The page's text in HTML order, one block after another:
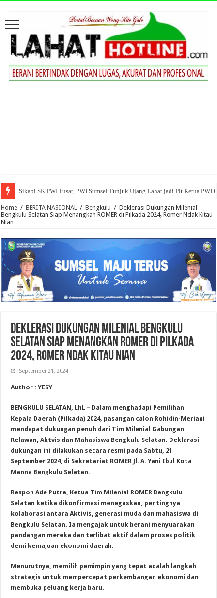
Sikapi SK PWI Pusat, PWI Sumsel Tunjuk Ujang Lahat jadi Plt Ketua PWI
Home / BERITA NASIONAL / Bengkulu / Deklerasi Dukungan Milenial
Bengkulu Selatan Siap Menangkan ROMER di Pilkada 2024, Romer Ndak Kitau
Nian
Deklerasi Dukungan Milenial Bengkulu
Selatan Siap Menangkan ROMER di Pilkada
2024, Romer Ndak Kitau Nian
September 21, 2024
Author : YESY
BENGKULU SELATAN, LhL – Dalam menghadapi Pemilihan
Kepala Daerah (Pilkada) 2024, pasangan calon Rohidin-Meriani
mendapat dukungan penuh dari Tim Milenial Gabungan
Relawan, Aktvis dan Mahasiswa Bengkulu Selatan. Deklarasi
dukungan ini dilakukan secara resmi pada Sabtu, 21
September 2024, di Sekretariat ROMER Jl. A. Yani Ibul Kota
Manna Bengkulu Selatan.
Respon Ade Putra, Ketua Tim Milenial ROMER Bengkulu
Selatan ketika dikonfirmasi menegaskan, pentingnya
kolaborasi antara Aktivis, generasi muda dan mahasiswa di
Bengkulu Selatan. Ia mengajak untuk berani menyuarakan
pandangan mereka dan terlibat aktif dalam proses politik
demi kemajuan ekonomi daerah.
Menurutnya, memilih pemimpin yang tepat adalah langkah
strategis untuk mempercepat perkembangan ekonomi dan
membuka peluang kerja baru.